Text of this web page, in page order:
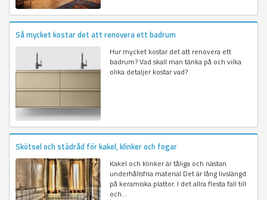
Så mycket kostar det att renovera ett badrum
Hur mycket kostar det att renovera ett
badrum? Vad skall man tänka på och vilka
olika detaljer kostar vad?
Skötsel och städråd för kakel, klinker och fogar
Kakel och klinker är tåliga och nästan
underhållsfria material Det är lång livslängd
på keramiska plattor. I det allra flesta fall till
och...